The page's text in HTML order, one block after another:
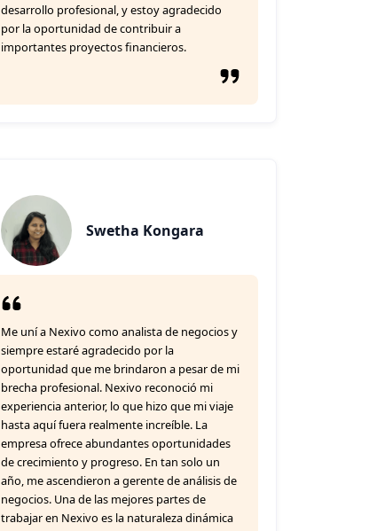
desarrollo profesional, y estoy agradecido
por la oportunidad de contribuir a
importantes proyectos financieros.
Swetha Kongara
Me uní a Nexivo como analista de negocios y
siempre estaré agradecido por la
oportunidad que me brindaron a pesar de mi
brecha profesional. Nexivo reconoció mi
experiencia anterior, lo que hizo que mi viaje
hasta aquí fuera realmente increíble. La
empresa ofrece abundantes oportunidades
de crecimiento y progreso. En tan solo un
año, me ascendieron a gerente de análisis de
negocios. Una de las mejores partes de
trabajar en Nexivo es la naturaleza dinámica